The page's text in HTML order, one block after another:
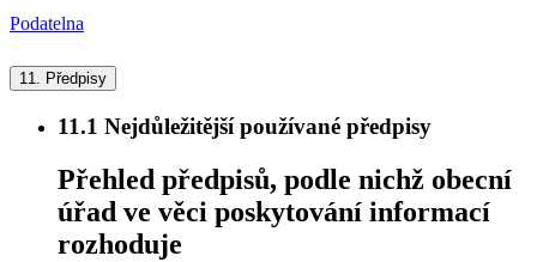
Podatelna
11. Předpisy
11.1 Nejdůležitější používané předpisy
Přehled předpisů, podle nichž obecní
úřad ve věci poskytování informací
rozhoduje